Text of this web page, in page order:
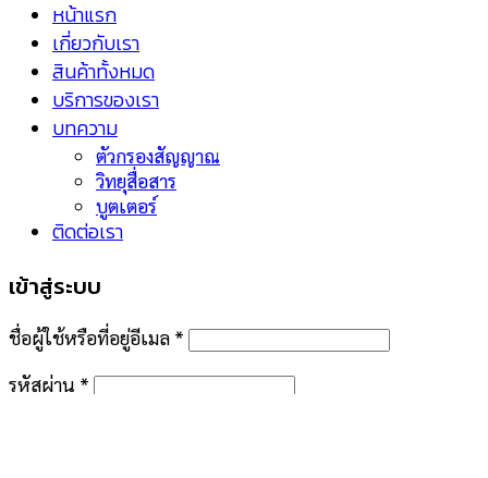
หน้าแรก
เกี่ยวกับเรา
สินค้าทั้งหมด
บริการของเรา
บทความ
ตัวกรองสัญญาณ
วิทยุสื่อสาร
บูตเตอร์
ติดต่อเรา
เข้าสู่ระบบ
ชื่อผู้ใช้หรือที่อยู่อีเมล *
รหัสผ่าน *